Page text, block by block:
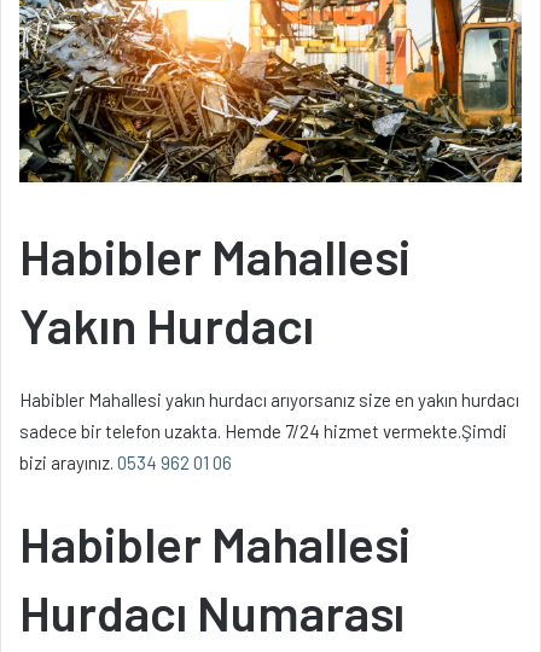
Habibler Mahallesi
Yakın Hurdacı
Habibler Mahallesi yakın hurdacı arıyorsanız size en yakın hurdacı
sadece bir telefon uzakta. Hemde 7/24 hizmet vermekte.Şimdi
bizi arayınız. 0534 962 01 06
Habibler Mahallesi
Hurdacı Numarası